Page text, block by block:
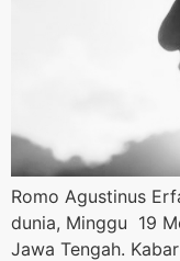
Romo Agustinus
dunia, Minggu 19
Jawa Tengah.